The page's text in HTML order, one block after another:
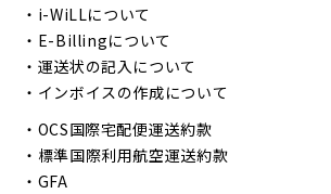
・ i-WiLLについて
・ E-Billingについて
・ 運送状の記入について
・ インボイスの作成について
・ OCS国際宅配便運送約款
・ 標準国際利用航空運送約款
・ GFA